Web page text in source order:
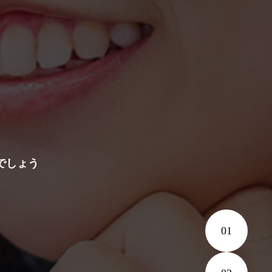
ページ
ト
しょう
01